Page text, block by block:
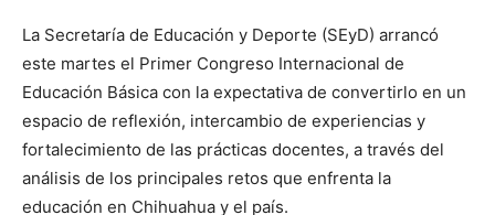
La Secretaría de Educación y Deporte (SEyD) arrancó
este martes el Primer Congreso Internacional de
Educación Básica con la expectativa de convertirlo en un
espacio de reflexión, intercambio de experiencias y
fortalecimiento de las prácticas docentes, a través del
análisis de los principales retos que enfrenta la
educación en Chihuahua y el país.